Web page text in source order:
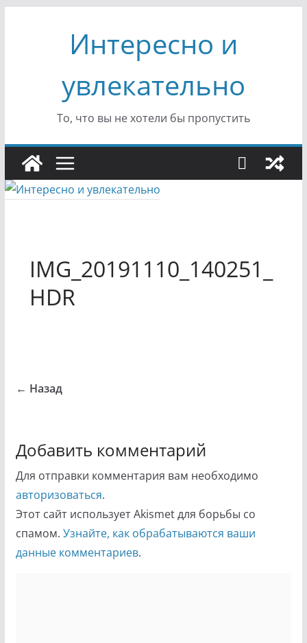
содержимомуИнтересно и
увлекательно
То, что вы не хотели бы пропустить
IMG_20191110_140251_
HDR
← Назад
Добавить комментарий
Для отправки комментария вам необходимо
авторизоваться.
Этот сайт использует Akismet для борьбы со
спамом. Узнайте, как обрабатываются ваши
данные комментариев.